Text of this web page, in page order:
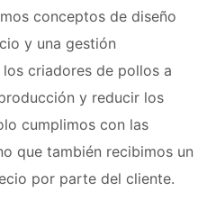
conceptos de diseño
y una gestión
criadores de pollos a
y reducir los
cumplimos con las
que también recibimos un
por parte del cliente.